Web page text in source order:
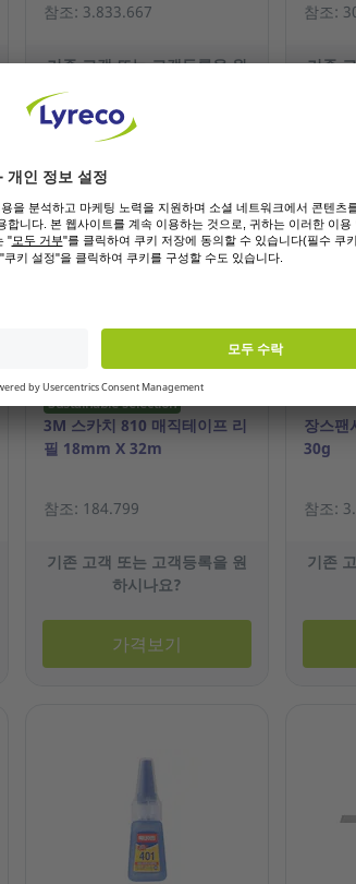
참조: 3.833.667
기존 고객 또는 고객등록을 원
가격보기
참조:
기존
옵션
Sustainable selection
3M 스카치 810 매직테이프 리
필 18mm X 32m
참조: 184.799
기존 고객 또는 고객등록을 원
하시나요?
가격보기
장스팬
30g
참조:
기존